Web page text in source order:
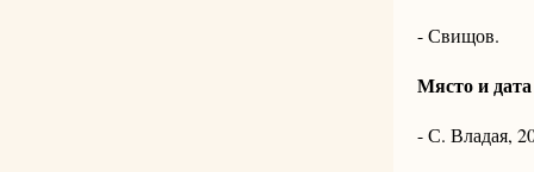
- Свищов.
Място и
- С. Владая,